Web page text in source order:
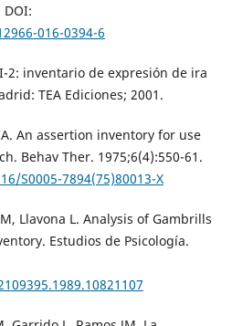
DOI:
016-0394-6
2: inventario de expresión de ira
TEA Ediciones; 2001.
An assertion inventory for use
Behav Ther. 1975;6(4):550-61.
S0005-7894(75)80013-X
Llavona L. Analysis of Gambrills
Estudios de Psicología.